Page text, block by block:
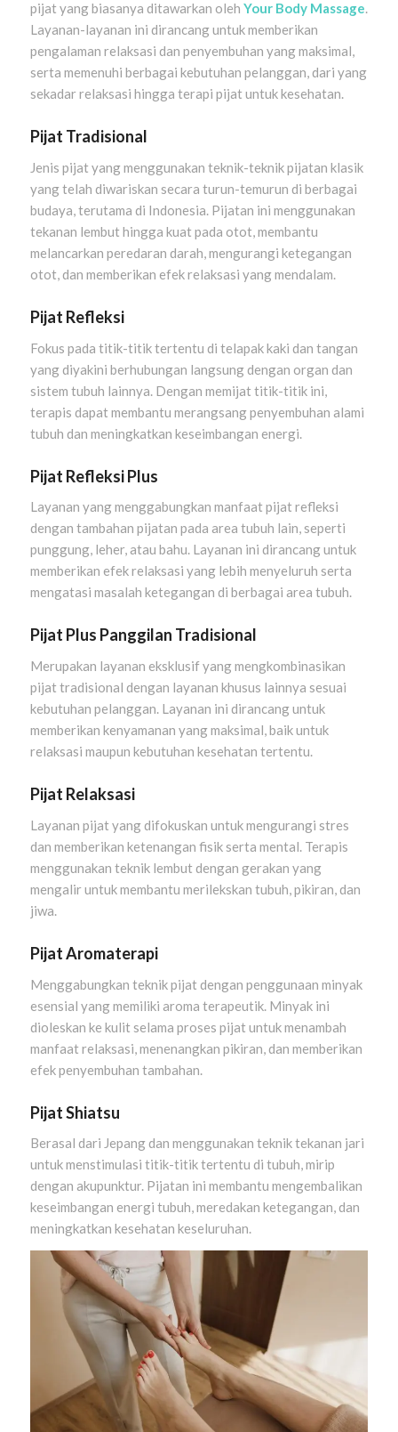
pijat yang biasanya ditawarkan oleh Your Body Massage.
Layanan-layanan ini dirancang untuk memberikan
pengalaman relaksasi dan penyembuhan yang maksimal,
serta memenuhi berbagai kebutuhan pelanggan, dari yang
sekadar relaksasi hingga terapi pijat untuk kesehatan.
Pijat Tradisional
Jenis pijat yang menggunakan teknik-teknik pijatan klasik
yang telah diwariskan secara turun-temurun di berbagai
budaya, terutama di Indonesia. Pijatan ini menggunakan
tekanan lembut hingga kuat pada otot, membantu
melancarkan peredaran darah, mengurangi ketegangan
otot, dan memberikan efek relaksasi yang mendalam.
Pijat Refleksi
Fokus pada titik-titik tertentu di telapak kaki dan tangan
yang diyakini berhubungan langsung dengan organ dan
sistem tubuh lainnya. Dengan memijat titik-titik ini,
terapis dapat membantu merangsang penyembuhan alami
tubuh dan meningkatkan keseimbangan energi.
Pijat Refleksi Plus
Layanan yang menggabungkan manfaat pijat refleksi
dengan tambahan pijatan pada area tubuh lain, seperti
punggung, leher, atau bahu. Layanan ini dirancang untuk
memberikan efek relaksasi yang lebih menyeluruh serta
mengatasi masalah ketegangan di berbagai area tubuh.
Pijat Plus Panggilan Tradisional
Merupakan layanan eksklusif yang mengkombinasikan
pijat tradisional dengan layanan khusus lainnya sesuai
kebutuhan pelanggan. Layanan ini dirancang untuk
memberikan kenyamanan yang maksimal, baik untuk
relaksasi maupun kebutuhan kesehatan tertentu.
Pijat Relaksasi
Layanan pijat yang difokuskan untuk mengurangi stres
dan memberikan ketenangan fisik serta mental. Terapis
menggunakan teknik lembut dengan gerakan yang
mengalir untuk membantu merilekskan tubuh, pikiran, dan
jiwa.
Pijat Aromaterapi
Menggabungkan teknik pijat dengan penggunaan minyak
esensial yang memiliki aroma terapeutik. Minyak ini
dioleskan ke kulit selama proses pijat untuk menambah
manfaat relaksasi, menenangkan pikiran, dan memberikan
efek penyembuhan tambahan.
Pijat Shiatsu
Berasal dari Jepang dan menggunakan teknik tekanan jari
untuk menstimulasi titik-titik tertentu di tubuh, mirip
dengan akupunktur. Pijatan ini membantu mengembalikan
keseimbangan energi tubuh, meredakan ketegangan, dan
meningkatkan kesehatan keseluruhan.